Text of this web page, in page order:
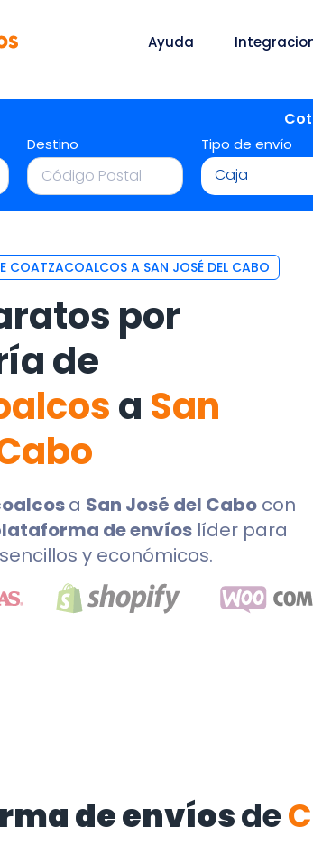
Ayuda
Destino Tipo de envío
Caja
COATZACOALCOS A SAN JOSÉ DEL CABO
por
de
a San
a San José del Cabo con
de envíos líder para
y económicos.
de envíosde